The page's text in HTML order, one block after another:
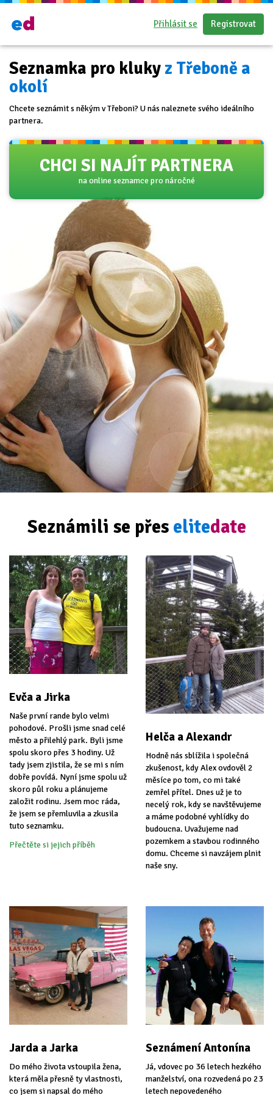
Přihlásit se Registrovat
Seznamka pro kluky z Třeboně a
okolí
Chcete seznámit s někým v Třeboni? U nás naleznete svého ideálního
partnera.
CHCI SI NAJÍT PARTNERA
na online seznamce pro náročné
Seznámili se přes elitedate
Evča a Jirka
Naše první rande bylo velmi
pohodové. Prošli jsme snad celé
město a přilehlý park. Byli jsme
spolu skoro přes 3 hodiny. Už
tady jsem zjistila, že se mi s ním
dobře povídá. Nyní jsme spolu už
skoro půl roku a plánujeme
založit rodinu. Jsem moc ráda,
že jsem se přemluvila a zkusila
tuto seznamku.
Přečtěte si jejich příběh
Helča a Alexandr
Hodně nás sblížila i společná
zkušenost, kdy Alex ovdověl 2
měsíce po tom, co mi také
zemřel přítel. Dnes už je to
necelý rok, kdy se navštěvujeme
a máme podobné vyhlídky do
budoucna. Uvažujeme nad
pozemkem a stavbou rodinného
domu. Chceme si navzájem plnit
naše sny.
Jarda a Jarka
Do mého života vstoupila žena,
která měla přesně ty vlastnosti,
co jsem si napsal do mého
Seznámení Antonína
Já, vdovec po 36 letech hezkého
manželství, ona rozvedená po 23
letech nepovedeného